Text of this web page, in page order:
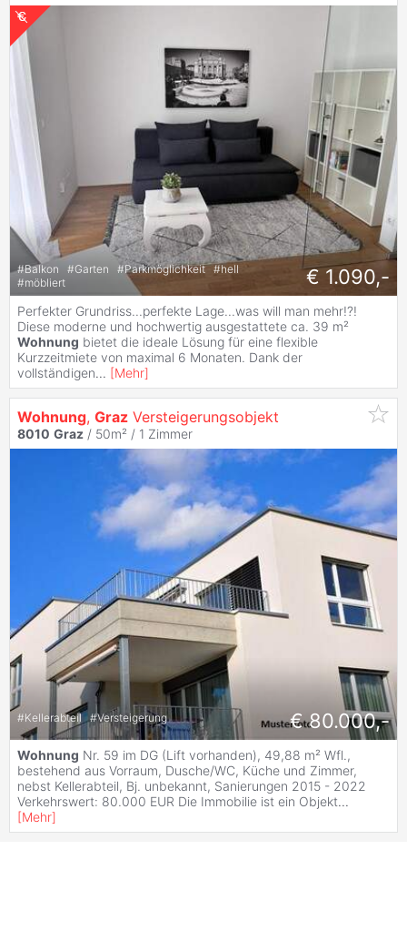
#Balkon #Garten #Parkmöglichkeit #hell
#möbliert € 1.090,-
Perfekter Grundriss...perfekte Lage...was will man mehr!?!
Diese moderne und hochwertig ausgestattete ca. 39 m²
Wohnung bietet die ideale Lösung für eine flexible
Kurzzeitmiete von maximal 6 Monaten. Dank der
vollständigen... [Mehr]
Wohnung, Graz Versteigerungsobjekt
8010 Graz / 50m² / 1 Zimmer
#Kellerabteil #Versteigerung € 80.000,-
Wohnung Nr. 59 im DG (Lift vorhanden), 49,88 m² Wfl.,
bestehend aus Vorraum, Dusche/WC, Küche und Zimmer,
nebst Kellerabteil, Bj. unbekannt, Sanierungen 2015 - 2022
Verkehrswert: 80.000 EUR Die Immobilie ist ein Objekt...
[Mehr]